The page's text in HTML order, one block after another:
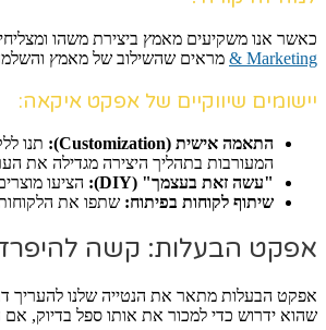
כאשר אנו משקיעים מאמץ ביצירת משהו
& Marketing מראים שהשילוב של מאמץ והשלמה
יישומים שיווקיים של אפקט איקאה:
התאמה אישית (Customization):
תנו
המעורבות בתהליך היצירה מגדילה את
"עשה זאת בעצמך" (DIY):
הציעו
שיתוף לקוחות בפיתוח: שתפו את
אפקט הבעלות: קשה
אפקט הבעלות מתאר את הנטייה שלנו להעריך
שהוא ידרוש כדי למכור את אותו ספל בדיוק, אם